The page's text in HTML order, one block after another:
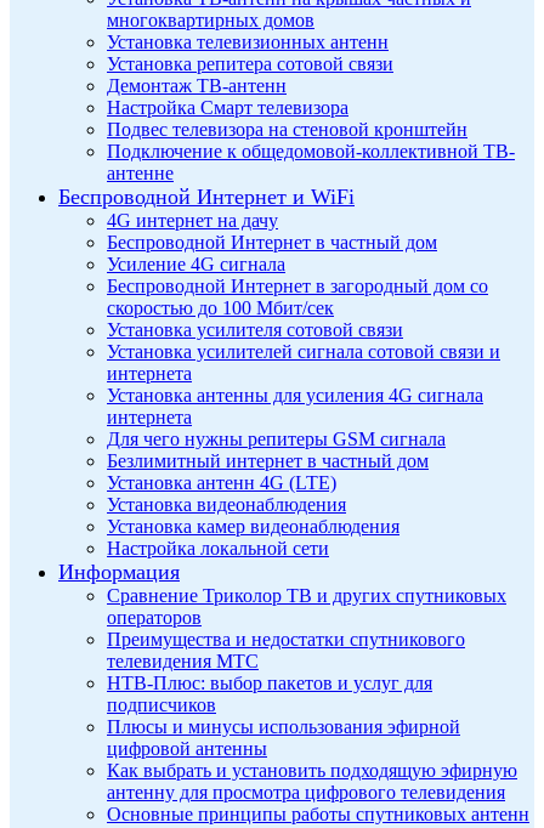
многоквартирных домов
Установка телевизионных антенн
Установка репитера сотовой связи
Демонтаж ТВ-антенн
Настройка Смарт телевизора
Подвес телевизора на стеновой кронштейн
Подключение к общедомовой-коллективной ТВ-
антенне
Беспроводной Интернет и WiFi
4G интернет на дачу
Беспроводной Интернет в частный дом
Усиление 4G сигнала
Беспроводной Интернет в загородный дом со
скоростью до 100 Мбит/сек
Установка усилителя сотовой связи
Установка усилителей сигнала сотовой связи и
интернета
Установка антенны для усиления 4G сигнала
интернета
Для чего нужны репитеры GSM сигнала
Безлимитный интернет в частный дом
Установка антенн 4G (LTE)
Установка видеонаблюдения
Установка камер видеонаблюдения
Настройка локальной сети
Информация
Сравнение Триколор ТВ и других спутниковых
операторов
Преимущества и недостатки спутникового
телевидения МТС
НТВ-Плюс: выбор пакетов и услуг для
подписчиков
Плюсы и минусы использования эфирной
цифровой антенны
Как выбрать и установить подходящую эфирную
антенну для просмотра цифрового телевидения
Основные принципы работы спутниковых антенн